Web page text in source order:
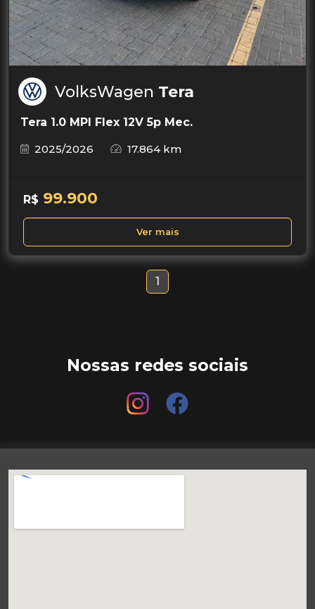
VolksWagen Tera
Tera 1.0 MPI Flex 12V 5p Mec.
2025/2026
17.864 km
R$ 99.900
Ver mais
1
Nossas redes sociais